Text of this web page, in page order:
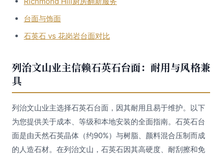
台面与饰面
石英石 vs 花岗岩台面对比
列治文山业主信赖石英石台面：耐用与风格兼
具
列治文山业主选择石英石台面，因其耐用且易于维护。以下
为您提供关于成本、等级和本地安装的全面指南。石英石台
面是由天然石英晶体（约90%）与树脂、颜料混合压制而成
的人造石材。在列治文山，石英石因其高硬度、耐刮擦和免